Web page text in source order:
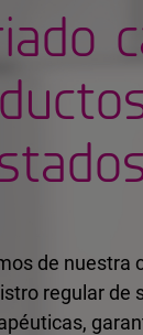
de nuestra
regular de